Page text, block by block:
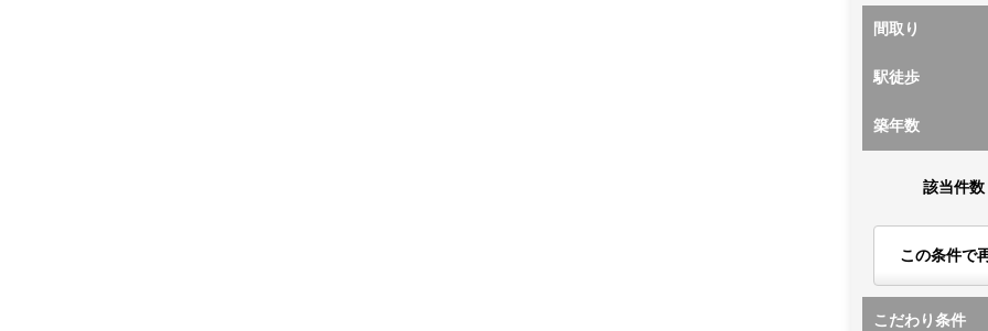
間取り
駅徒歩
築年数
該当件数
この条件で
こだわり条件